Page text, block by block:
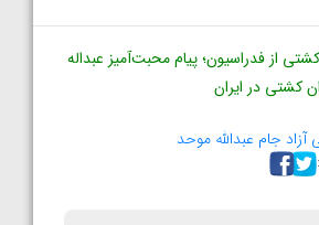
از فدراسیون؛ پیام محبت‌آمیز عبداله
کشتی در ایران
جام عبدالله موحد